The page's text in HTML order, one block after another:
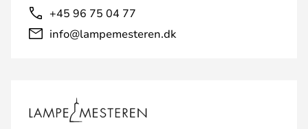
+45 96 75 04 77
info@lampemesteren.dk